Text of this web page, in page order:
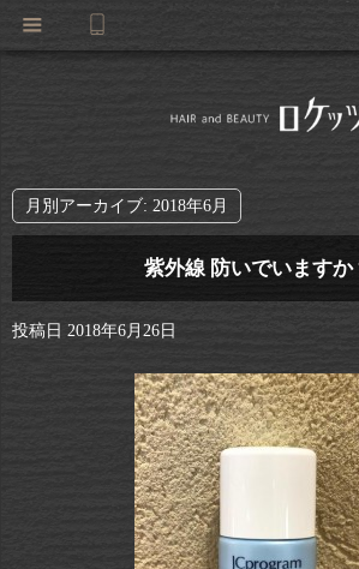
月別アーカイブ: 2018年6月
紫外線 防いでいます
投稿日 2018年6月26日